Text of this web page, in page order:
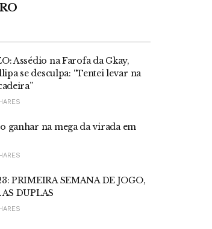
Assédio na Farofa da Gkay,
se desculpa: “Tentei levar na
ganhar na mega da virada em
PRIMEIRA SEMANA DE JOGO,
AS DUPLAS